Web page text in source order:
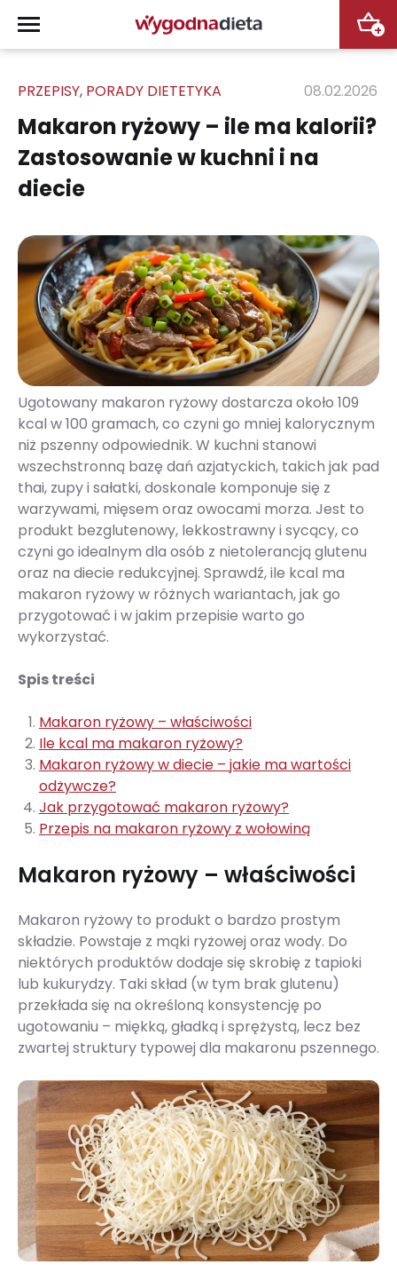
+
PRZEPISY, PORADY DIETETYKA 08.02.2026
Makaron ryżowy – ile ma kalorii?
Zastosowanie w kuchni i na
diecie
Ugotowany makaron ryżowy dostarcza około 109
kcal w 100 gramach, co czyni go mniej kalorycznym
niż pszenny odpowiednik. W kuchni stanowi
wszechstronną bazę dań azjatyckich, takich jak pad
thai, zupy i sałatki, doskonale komponuje się z
warzywami, mięsem oraz owocami morza. Jest to
produkt bezglutenowy, lekkostrawny i sycący, co
czyni go idealnym dla osób z nietolerancją glutenu
oraz na diecie redukcyjnej. Sprawdź, ile kcal ma
makaron ryżowy w różnych wariantach, jak go
przygotować i w jakim przepisie warto go
wykorzystać.
Spis treści
Makaron ryżowy – właściwości
Ile kcal ma makaron ryżowy?
Makaron ryżowy w diecie – jakie ma wartości
odżywcze?
Jak przygotować makaron ryżowy?
Przepis na makaron ryżowy z wołowiną
Makaron ryżowy – właściwości
Makaron ryżowy to produkt o bardzo prostym
składzie. Powstaje z mąki ryżowej oraz wody. Do
niektórych produktów dodaje się skrobię z tapioki
lub kukurydzy. Taki skład (w tym brak glutenu)
przekłada się na określoną konsystencję po
ugotowaniu – miękką, gładką i sprężystą, lecz bez
zwartej struktury typowej dla makaronu pszennego.